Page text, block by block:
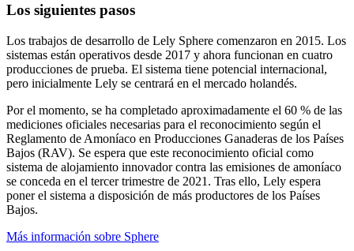
Los siguientes pasos
Los trabajos de desarrollo de Lely Sphere comenzaron en 2015. Los
sistemas están operativos desde 2017 y ahora funcionan en cuatro
producciones de prueba. El sistema tiene potencial internacional,
pero inicialmente Lely se centrará en el mercado holandés.
Por el momento, se ha completado aproximadamente el 60 % de las
mediciones oficiales necesarias para el reconocimiento según el
Reglamento de Amoníaco en Producciones Ganaderas de los Países
Bajos (RAV). Se espera que este reconocimiento oficial como
sistema de alojamiento innovador contra las emisiones de amoníaco
se conceda en el tercer trimestre de 2021. Tras ello, Lely espera
poner el sistema a disposición de más productores de los Países
Bajos.
Más información sobre Sphere